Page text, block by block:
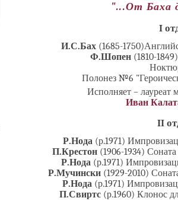
"...От Баха
I
И.С.Бах (1685-
Ф.Шопен (1810-
Полонез №6
Исполняет – лауреат
Иван
II
Р.Нода (р.1971)
П.Крестон (1906-1934)
Р.Нода (р.1971)
Р.Мучински (1929-2010)
Р.Нода (р.1971)
П.Свиртс (р.1960) Клонос